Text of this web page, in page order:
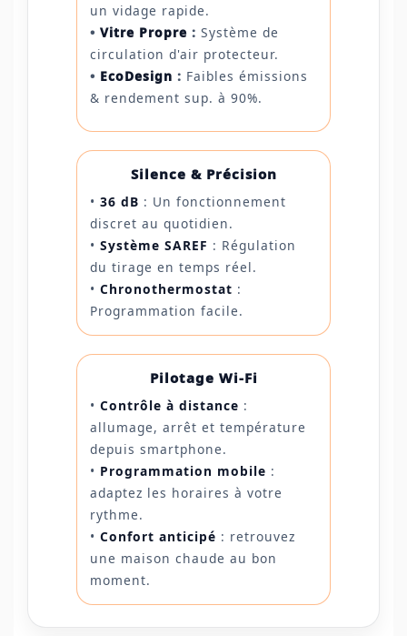
un vidage rapide.
• Vitre Propre : Système de
circulation d'air protecteur.
• EcoDesign : Faibles émissions
& rendement sup. à 90%.
Silence & Précision
• 36 dB : Un fonctionnement
discret au quotidien.
• Système SAREF : Régulation
du tirage en temps réel.
• Chronothermostat :
Programmation facile.
Pilotage Wi-Fi
• Contrôle à distance :
allumage, arrêt et température
depuis smartphone.
• Programmation mobile :
adaptez les horaires à votre
rythme.
• Confort anticipé : retrouvez
une maison chaude au bon
moment.